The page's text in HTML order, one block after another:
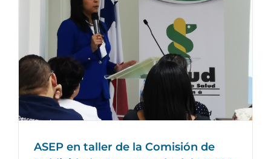
ASEP en taller de la Comisión de